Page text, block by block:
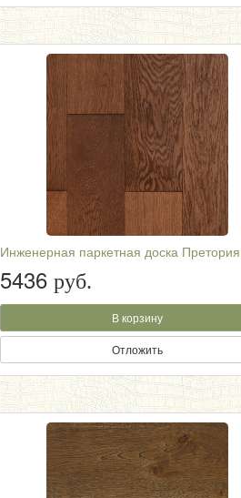
Инженерная паркетная доска Претория
5436руб.
В корзину
Отложить